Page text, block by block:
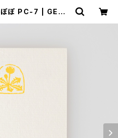
ぽぽ PC-7 | GENR